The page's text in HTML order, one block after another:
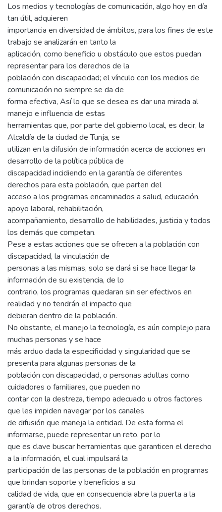
Los medios y tecnologías de comunicación, algo hoy en día
tan útil, adquieren
importancia en diversidad de ámbitos, para los fines de este
trabajo se analizarán en tanto la
aplicación, como beneficio u obstáculo que estos puedan
representar para los derechos de la
población con discapacidad; el vínculo con los medios de
comunicación no siempre se da de
forma efectiva, Así lo que se desea es dar una mirada al
manejo e influencia de estas
herramientas que, por parte del gobierno local, es decir, la
Alcaldía de la ciudad de Tunja, se
utilizan en la difusión de información acerca de acciones en
desarrollo de la política pública de
discapacidad incidiendo en la garantía de diferentes
derechos para esta población, que parten del
acceso a los programas encaminados a salud, educación,
apoyo laboral, rehabilitación,
acompañamiento, desarrollo de habilidades, justicia y todos
los demás que competan.
Pese a estas acciones que se ofrecen a la población con
discapacidad, la vinculación de
personas a las mismas, solo se dará si se hace llegar la
información de su existencia, de lo
contrario, los programas quedaran sin ser efectivos en
realidad y no tendrán el impacto que
debieran dentro de la población.
No obstante, el manejo la tecnología, es aún complejo para
muchas personas y se hace
más arduo dada la especificidad y singularidad que se
presenta para algunas personas de la
población con discapacidad, o personas adultas como
cuidadores o familiares, que pueden no
contar con la destreza, tiempo adecuado u otros factores
que les impiden navegar por los canales
de difusión que maneja la entidad. De esta forma el
informarse, puede representar un reto, por lo
que es clave buscar herramientas que garanticen el derecho
a la información, el cual impulsará la
participación de las personas de la población en programas
que brindan soporte y beneficios a su
calidad de vida, que en consecuencia abre la puerta a la
garantía de otros derechos.